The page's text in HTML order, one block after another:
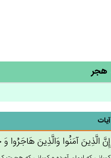
آیات
إِن‌َّ الَّذِين‌َ آمَنُوا وَالَّذِين‌َ هَاجَرُوا وَ